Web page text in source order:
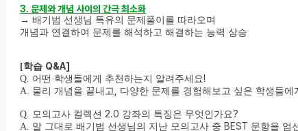
3. 문제와 개념 사이의 간극 최소화
→ 배기범 선생님 특유의 문제풀이를 따라오며
개념과 연결하여 문제를 해석하고 해결하는 능력 상승
[학습 Q&A]
Q. 어떤 학생들에게 추천하는지 알려주세요!
A. 물리 개념을 끝내고 다양한 문제를 경험해보고 싶은 학생들에
Q. 모의고사 컬렉션 2.0 강좌의 특징은 무엇인가요 ?
A. 말 그대로 배기범 선생님의 지난 모의고사 중 BEST 문항을 엄